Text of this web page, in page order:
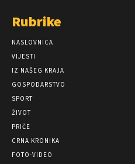
Rubrike
NASLOVNICA
VIJESTI
IZ NAŠEG KRAJA
GOSPODARSTVO
SPORT
ŽIVOT
PRIČE
CRNA KRONIKA
FOTO-VIDEO